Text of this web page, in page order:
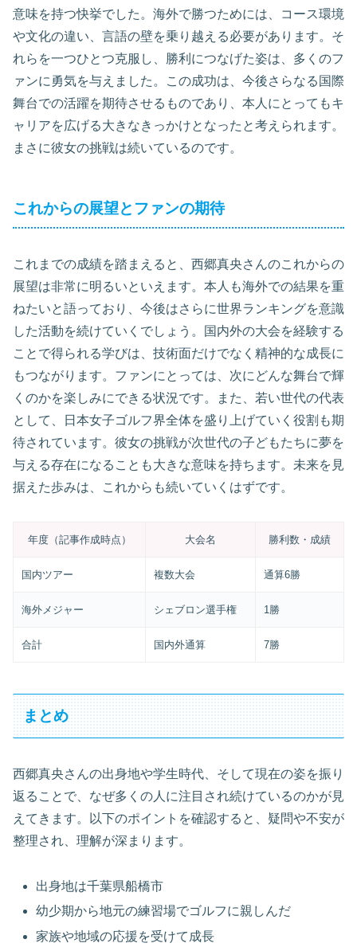
意味を持つ快挙でした。海外で勝つためには、コース環境
や文化の違い、言語の壁を乗り越える必要があります。そ
れらを一つひとつ克服し、勝利につなげた姿は、多くのフ
ァンに勇気を与えました。この成功は、今後さらなる国際
舞台での活躍を期待させるものであり、本人にとってもキ
ャリアを広げる大きなきっかけとなったと考えられます。
まさに彼女の挑戦は続いているのです。
これからの展望とファンの期待
これまでの成績を踏まえると、西郷真央さんのこれからの
展望は非常に明るいといえます。本人も海外での結果を重
ねたいと語っており、今後はさらに世界ランキングを意識
した活動を続けていくでしょう。国内外の大会を経験する
ことで得られる学びは、技術面だけでなく精神的な成長に
もつながります。ファンにとっては、次にどんな舞台で輝
くのかを楽しみにできる状況です。また、若い世代の代表
として、日本女子ゴルフ界全体を盛り上げていく役割も期
待されています。彼女の挑戦が次世代の子どもたちに夢を
与える存在になることも大きな意味を持ちます。未来を見
据えた歩みは、これからも続いていくはずです。
年度（記事作成時点） 大会名 勝利数・成績
国内ツアー 複数大会 通算6勝
海外メジャー シェブロン選手権 1勝
合計 国内外通算 7勝
まとめ
西郷真央さんの出身地や学生時代、そして現在の姿を振り
返ることで、なぜ多くの人に注目され続けているのかが見
えてきます。以下のポイントを確認すると、疑問や不安が
整理され、理解が深まります。
出身地は千葉県船橋市
幼少期から地元の練習場でゴルフに親しんだ
家族や地域の応援を受けて成長